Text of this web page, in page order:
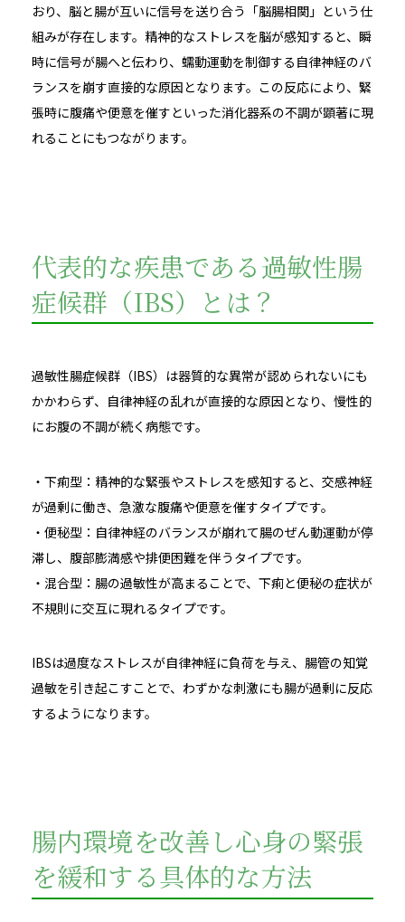
おり、脳と腸が互いに信号を送り合う「脳腸相関」という仕
組みが存在します。精神的なストレスを脳が感知すると、瞬
時に信号が腸へと伝わり、蠕動運動を制御する自律神経のバ
ランスを崩す直接的な原因となります。この反応により、緊
張時に腹痛や便意を催すといった消化器系の不調が顕著に現
れることにもつながります。
代表的な疾患である過敏性腸
症候群（IBS）とは？
過敏性腸症候群（IBS）は器質的な異常が認められないにも
かかわらず、自律神経の乱れが直接的な原因となり、慢性的
にお腹の不調が続く病態です。
・下痢型：精神的な緊張やストレスを感知すると、交感神経
が過剰に働き、急激な腹痛や便意を催すタイプです。
・便秘型：自律神経のバランスが崩れて腸のぜん動運動が停
滞し、腹部膨満感や排便困難を伴うタイプです。
・混合型：腸の過敏性が高まることで、下痢と便秘の症状が
不規則に交互に現れるタイプです。
IBSは過度なストレスが自律神経に負荷を与え、腸管の知覚
過敏を引き起こすことで、わずかな刺激にも腸が過剰に反応
するようになります。
腸内環境を改善し心身の緊張
を緩和する具体的な方法